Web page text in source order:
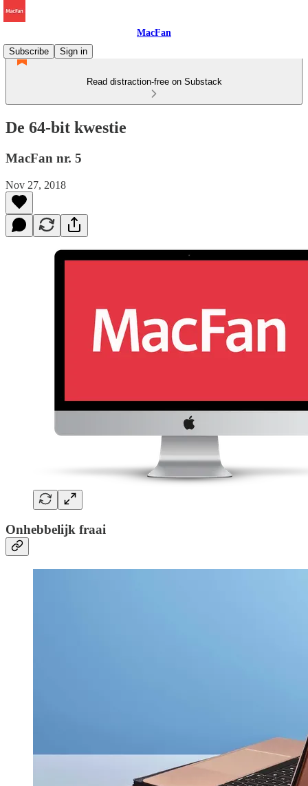
MacFan
Subscribe
Sign in
Read distraction-free on Substack
De 64-bit kwestie
MacFan nr. 5
Nov 27, 2018
Onhebbelijk fraai